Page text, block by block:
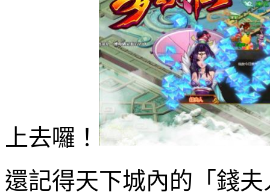
上去囉！
還記得天下城內的「錢